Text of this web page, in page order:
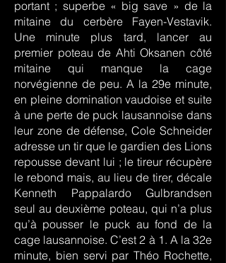
portant ; superbe « big save » de la
mitaine du cerbère Fayen-Vestavik.
Une minute plus tard, lancer au
premier poteau de Ahti Oksanen côté
mitaine qui manque la cage
norvégienne de peu. A la 29e minute,
en pleine domination vaudoise et suite
à une perte de puck lausannoise dans
leur zone de défense, Cole Schneider
adresse un tir que le gardien des Lions
repousse devant lui ; le tireur récupère
le rebond mais, au lieu de tirer, décale
Kenneth Pappalardo Gulbrandsen
seul au deuxième poteau, qui n’a plus
qu’à pousser le puck au fond de la
cage lausannoise. C’est 2 à 1. A la 32e
minute, bien servi par Théo Rochette,